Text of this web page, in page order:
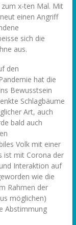
x-ten Mal. Mit
einen Angriff
sich die
aus.
den
hat die
Bewusstsein
Schlagbäume
Art, auch
bald auch
Volk mit einer
ist mit Corona der
Interaktion auf
wie die
Rahmen der
möglichen)
Abstimmung